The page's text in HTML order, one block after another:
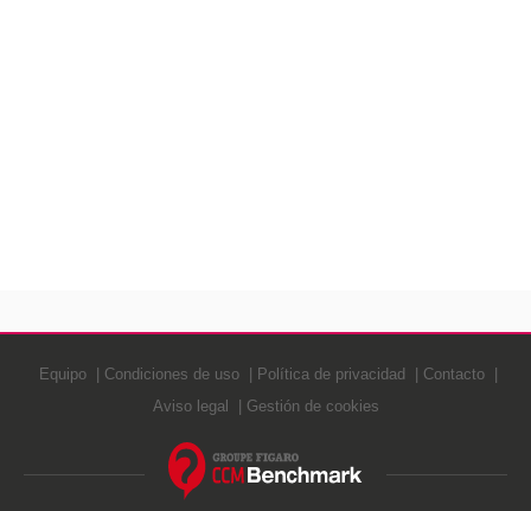
Equipo Condiciones de uso Política de privacidad
Contacto
Aviso legal
Gestión de cookies